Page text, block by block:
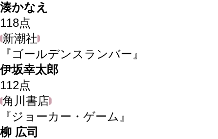
湊かなえ
118点
新潮社
『ゴールデンスランバー』
伊坂幸太郎
112点
角川書店
『ジョーカー・ゲーム』
柳 広司